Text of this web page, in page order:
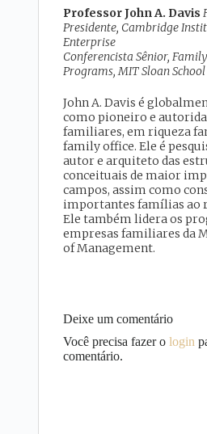
Professor John A. Davis
Presidente, Cambridge
Enterprise
Conferencista Sênior,
Programs, MIT Sloan
John A. Davis é
como pioneiro e
familiares, em riqueza
family office. Ele é
autor e arquiteto das
conceituais de maior
campos, assim como
importantes famílias ao
Ele também lidera os
empresas familiares da
of Management.
Deixe um comentário
Você precisa fazer o login
comentário.